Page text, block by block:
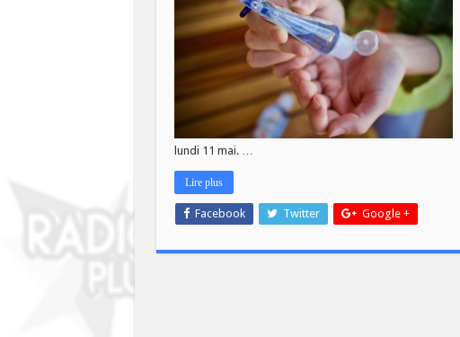
:
LA
SITUATION
EN
FLANDRE-
LES
RECHERCHES
DE
L’INSTITUT
PASTEUR
lundi 11 mai. …
Lire plus
Facebook Twitter Google +